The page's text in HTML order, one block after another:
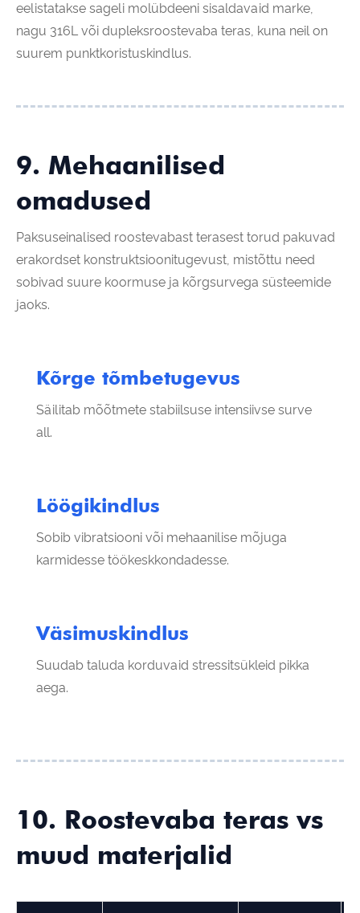
eelistatakse sageli molübdeeni sisaldavaid marke,
nagu 316L või dupleksroostevaba teras, kuna neil on
suurem punktkoristuskindlus.
9. Mehaanilised
omadused
Paksuseinalised roostevabast terasest torud pakuvad
erakordset konstruktsioonitugevust, mistõttu need
sobivad suure koormuse ja kõrgsurvega süsteemide
jaoks.
Kõrge tõmbetugevus
Säilitab mõõtmete stabiilsuse intensiivse surve
all.
Löögikindlus
Sobib vibratsiooni või mehaanilise mõjuga
karmidesse töökeskkondadesse.
Väsimuskindlus
Suudab taluda korduvaid stressitsükleid pikka
aega.
10. Roostevaba teras vs
muud materjalid